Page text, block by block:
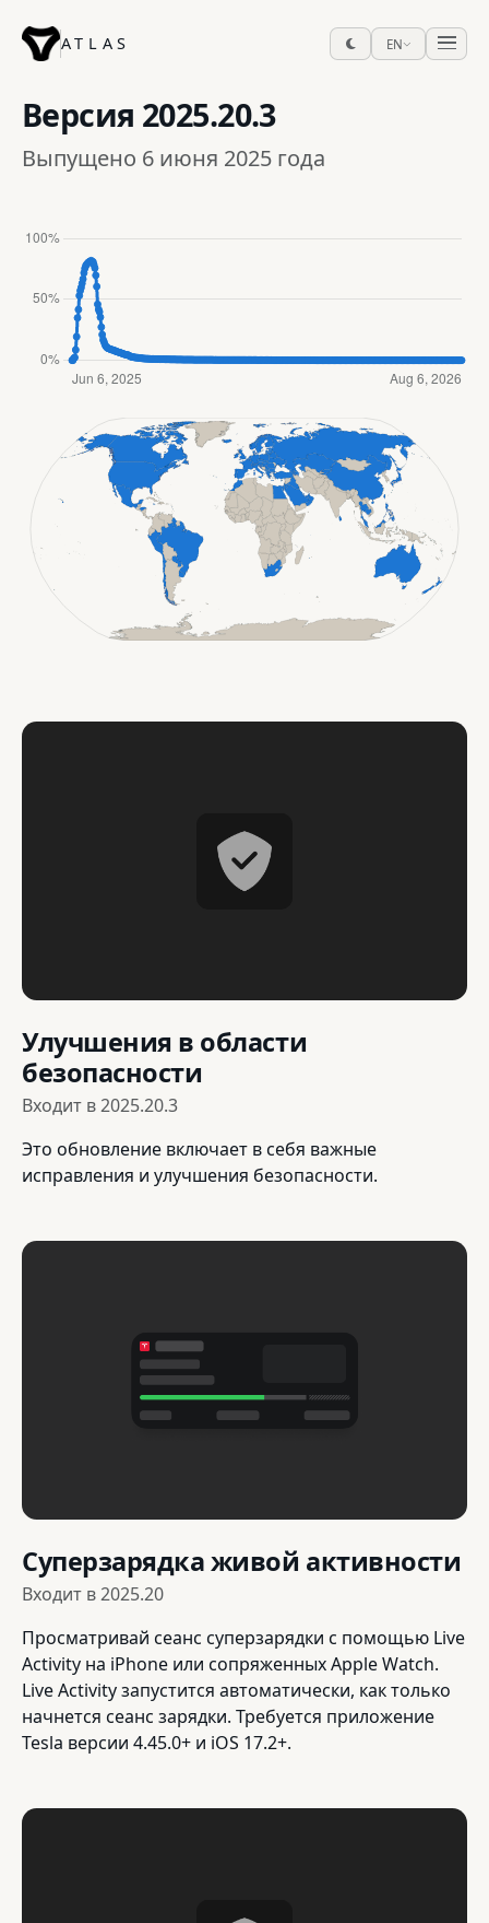
ATLAS EN
Версия 2025.20.3
Выпущено 6 июня 2025 года
Улучшения в области
безопасности
Входит в2025.20.3
Это обновление включает в себя важные
исправления и улучшения безопасности.
Суперзарядка живой активности
Входит в2025.20
Просматривай сеанс суперзарядки с помощью Live
Activity на iPhone или сопряженных Apple Watch.
Live Activity запустится автоматически, как только
начнется сеанс зарядки. Требуется приложение
Tesla версии 4.45.0+ и iOS 17.2+.